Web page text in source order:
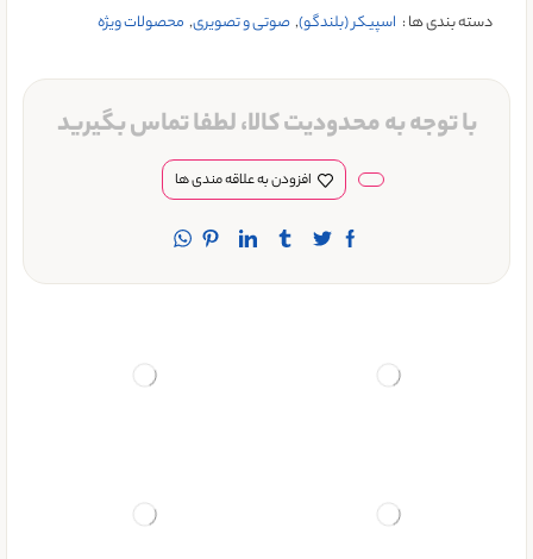
دسته بندی ها : اسپیکر (بلندگو),صوتی و تصویری, محصولات ویژه
با توجه به محدودیت کالا، لطفا تماس بگیرید
افزودن به علاقه مندی ها